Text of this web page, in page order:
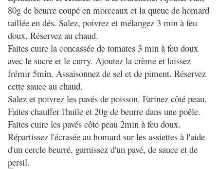
80g de beurre coupé en morceaux et la queue de homard
taillée en dés. Salez, poivrez et mélangez 3 min à feu
doux. Réservez au chaud.
Faites cuire la concassée de tomates 3 min à feu doux
avec le sucre et le curry. Ajoutez la crème et laissez
frémir 5min. Assaisonnez de sel et de piment. Réservez
cette sauce au chaud.
Salez et poivrez les pavés de poisson. Farinez côté peau.
Faites chauffer l'huile et 20g de beurre dans une poêle.
Faites cuire les pavés côté peau 2min à feu doux.
Répartissez l'écrasée au homard sur les assiettes à l'aide
d'un cercle beurré, garnissez d'un pavé, de sauce et de
persil.